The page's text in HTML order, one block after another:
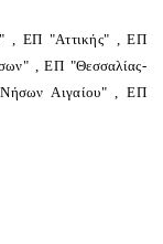
, ΕΠ "Αττικής" , ΕΠ
, ΕΠ "Θεσσαλίας-
Νήσων Αιγαίου" , ΕΠ